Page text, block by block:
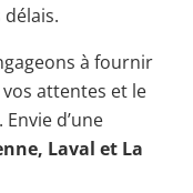
à fournir
attentes et le
d’une
Laval et La